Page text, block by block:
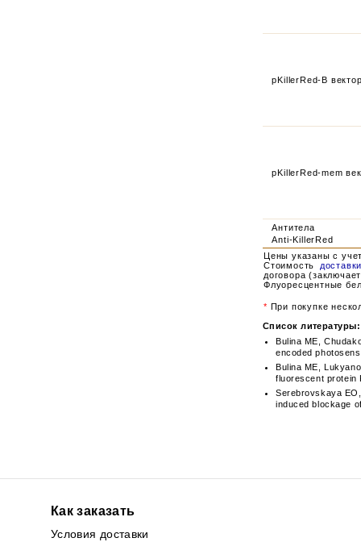
Цены указаны с
Стоимость
договора
Флуоресцентные
* При покупке
pKillerRed-B
pKillerRed-mem
Антитела
Anti-KillerRed
Список литературы:
Bulina ME,
encoded
Bulina ME,
fluorescent protein
Serebrovskaya
induced blockage
Как заказать
Условия доставки